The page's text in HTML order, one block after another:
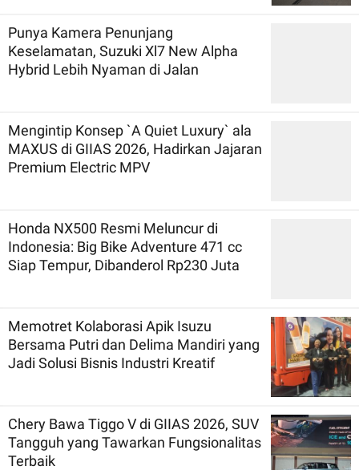
Punya Kamera Penunjang
Keselamatan, Suzuki Xl7 New Alpha
Hybrid Lebih Nyaman di Jalan
Mengintip Konsep `A Quiet Luxury` ala
MAXUS di GIIAS 2026, Hadirkan Jajaran
Premium Electric MPV
Honda NX500 Resmi Meluncur di
Indonesia: Big Bike Adventure 471 cc
Siap Tempur, Dibanderol Rp230 Juta
Memotret Kolaborasi Apik Isuzu
Bersama Putri dan Delima Mandiri yang
Jadi Solusi Bisnis Industri Kreatif
Chery Bawa Tiggo V di GIIAS 2026, SUV
Tangguh yang Tawarkan Fungsionalitas
Terbaik